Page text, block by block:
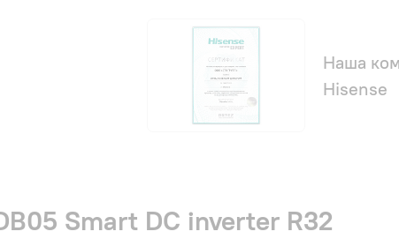
Наша
Hisense
Smart DC inverter R32